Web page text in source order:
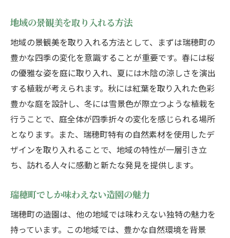
地域の景観美を取り入れる方法
地域の景観美を取り入れる方法として、まずは瑞穂町の
豊かな四季の変化を意識することが重要です。春には桜
の優雅な姿を庭に取り入れ、夏には木陰の涼しさを演出
する植栽が考えられます。秋には紅葉を取り入れた色彩
豊かな庭を設計し、冬には雪景色が際立つような植栽を
行うことで、庭全体が四季折々の変化を感じられる場所
となります。また、瑞穂町特有の自然素材を使用したデ
ザインを取り入れることで、地域の特性が一層引き立
ち、訪れる人々に感動と新たな発見を提供します。
瑞穂町でしか味わえない造園の魅力
瑞穂町の造園は、他の地域では味わえない独特の魅力を
持っています。この地域では、豊かな自然環境を背景